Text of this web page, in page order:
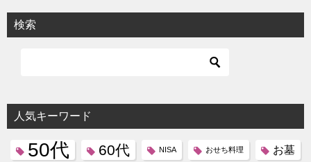
検索
人気キーワード
50代 60代 NISA おせち料理 お墓